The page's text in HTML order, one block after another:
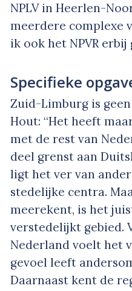
NPLV in Heerlen-
meerdere complexe
ik ook het NPVR erbij
Specifieke
Zuid-Limburg is
Hout: “Het heeft
met de rest van
deel grenst aan
ligt het ver van
stedelijke centra.
meerekent, is het
verstedelijkt gebied.
Nederland voelt het
gevoel leeft
Daarnaast kent de